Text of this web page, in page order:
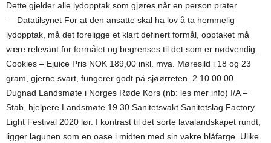
Dette gjelder alle lydopptak som gjøres når en person prater
― Datatilsynet For at den ansatte skal ha lov å ta hemmelig
lydopptak, må det foreligge et klart definert formål, opptaket må
være relevant for formålet og begrenses til det som er nødvendig.
Cookies – Ejuice Pris NOK 189,00 inkl. mva. Møresild i 18 og 23
gram, gjerne svart, fungerer godt på sjøørreten. 2.10 00.00
Dugnad Landsmøte i Norges Røde Kors (nb: les mer info) I/A –
Stab, hjelpere Landsmøte 19.30 Sanitetsvakt Sanitetslag Factory
Light Festival 2020 lør. I kontrast til det sorte lavalandskapet rundt,
ligger lagunen som en oase i midten med sin vakre blåfarge. Ulike